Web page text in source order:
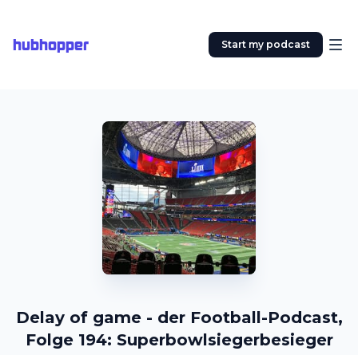
hubhopper Start my podcast
Delay of game - der Football-Podcast,
Folge 194: Superbowlsiegerbesieger